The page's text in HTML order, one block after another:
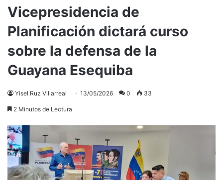
Vicepresidencia de
Planificación dictará curso
sobre la defensa de la
Guayana Esequiba
Yisel Ruz Villarreal 13/05/2026 0 33
2 Minutos de Lectura